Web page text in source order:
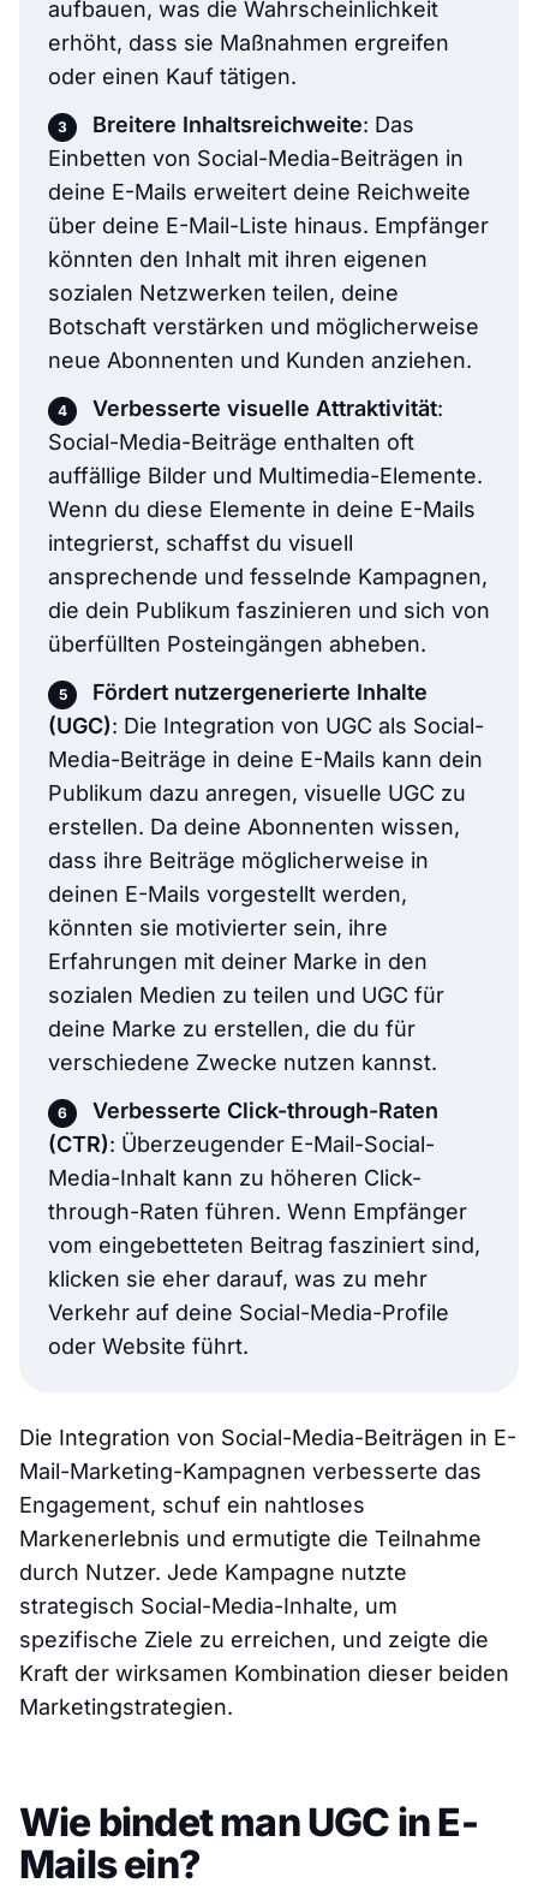
aufbauen, was die Wahrscheinlichkeit
erhöht, dass sie Maßnahmen ergreifen
oder einen Kauf tätigen.
Breitere Inhaltsreichweite: Das
Einbetten von Social-Media-Beiträgen in
deine E-Mails erweitert deine Reichweite
über deine E-Mail-Liste hinaus. Empfänger
könnten den Inhalt mit ihren eigenen
sozialen Netzwerken teilen, deine
Botschaft verstärken und möglicherweise
neue Abonnenten und Kunden anziehen.
Verbesserte visuelle Attraktivität:
Social-Media-Beiträge enthalten oft
auffällige Bilder und Multimedia-Elemente.
Wenn du diese Elemente in deine E-Mails
integrierst, schaffst du visuell
ansprechende und fesselnde Kampagnen,
die dein Publikum faszinieren und sich von
überfüllten Posteingängen abheben.
Fördert nutzergenerierte Inhalte
(UGC): Die Integration von UGC als Social-
Media-Beiträge in deine E-Mails kann dein
Publikum dazu anregen, visuelle UGC zu
erstellen. Da deine Abonnenten wissen,
dass ihre Beiträge möglicherweise in
deinen E-Mails vorgestellt werden,
könnten sie motivierter sein, ihre
Erfahrungen mit deiner Marke in den
sozialen Medien zu teilen und UGC für
deine Marke zu erstellen, die du für
verschiedene Zwecke nutzen kannst.
Verbesserte Click-through-Raten
(CTR): Überzeugender E-Mail-Social-
Media-Inhalt kann zu höheren Click-
through-Raten führen. Wenn Empfänger
vom eingebetteten Beitrag fasziniert sind,
klicken sie eher darauf, was zu mehr
Verkehr auf deine Social-Media-Profile
oder Website führt.
Die Integration von Social-Media-Beiträgen in E-
Mail-Marketing-Kampagnen verbesserte das
Engagement, schuf ein nahtloses
Markenerlebnis und ermutigte die Teilnahme
durch Nutzer. Jede Kampagne nutzte
strategisch Social-Media-Inhalte, um
spezifische Ziele zu erreichen, und zeigte die
Kraft der wirksamen Kombination dieser beiden
Marketingstrategien.
Wie bindet man UGC in E-
Mails ein?